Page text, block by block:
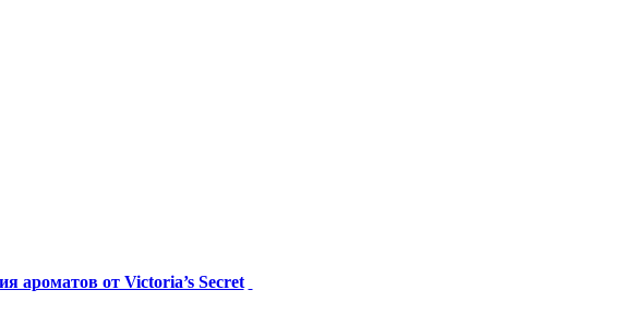
ароматов от Victoria’s Secret